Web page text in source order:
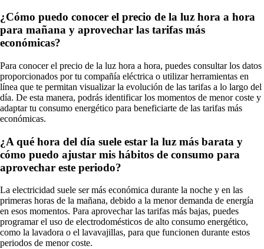
¿Cómo puedo conocer el precio de la luz hora a hora
para mañana y aprovechar las tarifas más
económicas?
Para conocer el precio de la luz hora a hora, puedes consultar los datos
proporcionados por tu compañía eléctrica o utilizar herramientas en
línea que te permitan visualizar la evolución de las tarifas a lo largo del
día. De esta manera, podrás identificar los momentos de menor coste y
adaptar tu consumo energético para beneficiarte de las tarifas más
económicas.
¿A qué hora del día suele estar la luz más barata y
cómo puedo ajustar mis hábitos de consumo para
aprovechar este periodo?
La electricidad suele ser más económica durante la noche y en las
primeras horas de la mañana, debido a la menor demanda de energía
en esos momentos. Para aprovechar las tarifas más bajas, puedes
programar el uso de electrodomésticos de alto consumo energético,
como la lavadora o el lavavajillas, para que funcionen durante estos
periodos de menor coste.